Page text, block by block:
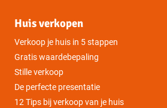
Huis verkopen
Verkoop je huis in 5 stappen
Gratis waardebepaling
Stille verkoop
De perfecte presentatie
12 Tips bij verkoop van je huis